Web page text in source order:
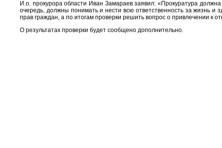
И.о. прокурора области Иван Замараев заявил: «Прокуратура
очередь, должны понимать и нести всю ответственность за жизнь
прав граждан, а по итогам проверки решить вопрос о привлечении к
О результатах проверки будет сообщено дополнительно.